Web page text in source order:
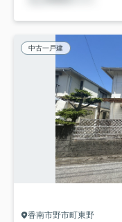
中古一戸建
香南市野市町東野